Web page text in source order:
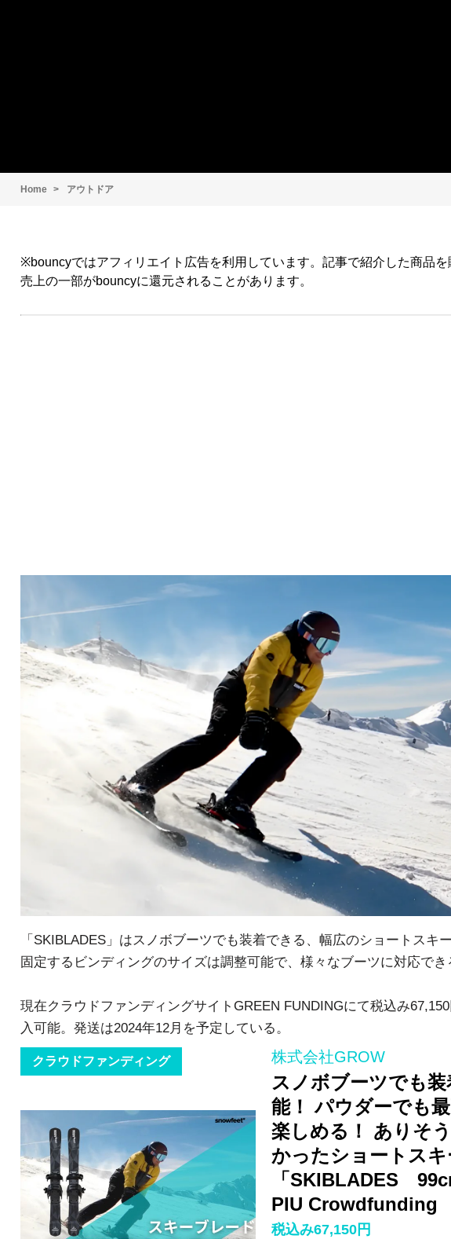
Home アウトドア
※bouncyではアフィリエイト広告を利用しています。記事で紹介した商品を
売上の一部がbouncyに還元されることがあります。
「SKIBLADES」はスノボブーツでも装着できる、幅広のショートスキ
固定するビンディングのサイズは調整可能で、様々なブーツに対応でき
現在クラウドファンディングサイトGREEN FUNDINGにて税込み
入可能。発送は2024年12月を予定している。
クラウドファンディング 株式会社GROW
スノボブーツでも装
能！ パウダーでも
楽しめる！ ありそ
かったショートスキ
「SKIBLADES
PIU Crowdfunding
税込み67,150円